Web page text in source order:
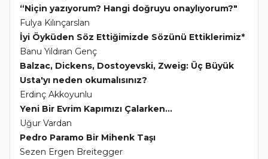
“Niçin yazıyorum? Hangi doğruyu onaylıyorum?"
Fulya Kılınçarslan
İyi Öyküden Söz Ettiğimizde Sözünü Ettiklerimiz*
Banu Yıldıran Genç
Balzac, Dickens, Dostoyevski, Zweig: Üç Büyük
Usta'yı neden okumalısınız?
Erdinç Akkoyunlu
Yeni Bir Evrim Kapımızı Çalarken...
Uğur Vardan
Pedro Paramo Bir Mihenk Taşı
Sezen Ergen Breitegger